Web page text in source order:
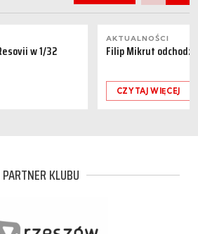
w 1/32
AKTUALNOŚCI
Filip Mikrut
CZYTAJ WIĘCEJ
PARTNER KLUBU